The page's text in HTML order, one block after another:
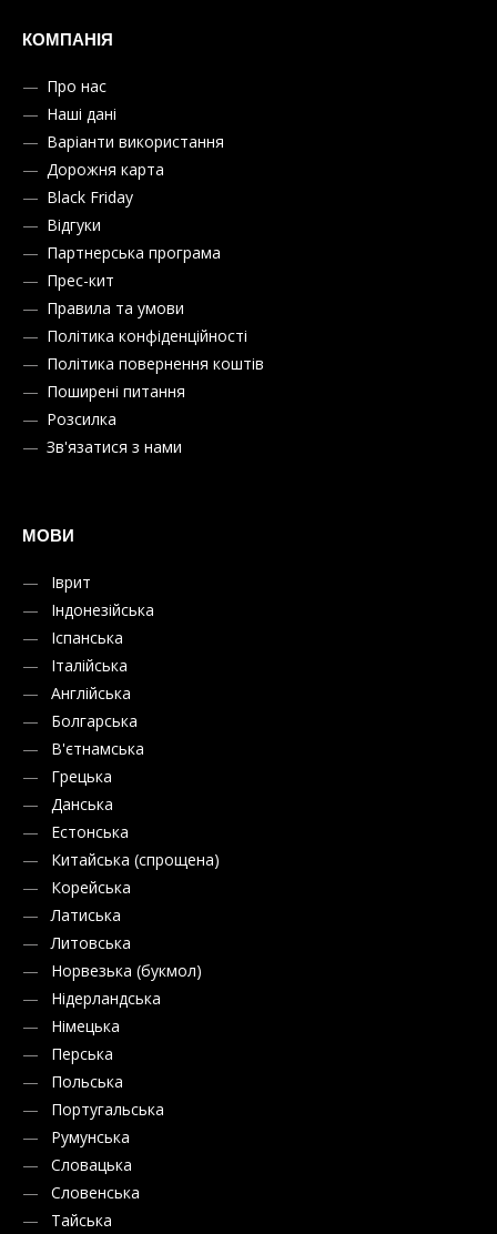
КОМПАНІЯ
Про нас
Наші дані
Варіанти використання
Дорожня карта
Black Friday
Відгуки
Партнерська програма
Прес-кит
Правила та умови
Політика конфіденційності
Політика повернення коштів
Поширені питання
Розсилка
Зв'язатися з нами
МОВИ
Іврит
Індонезійська
Іспанська
Італійська
Англійська
Болгарська
В'єтнамська
Грецька
Данська
Естонська
Китайська (спрощена)
Корейська
Латиська
Литовська
Норвезька (букмол)
Нідерландська
Німецька
Перська
Польська
Португальська
Румунська
Словацька
Словенська
Тайська